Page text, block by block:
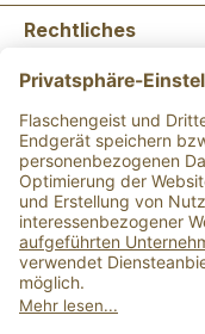
Rechtliches
Newsletter
Flaschengeist
Alle Preise
Versandkosten